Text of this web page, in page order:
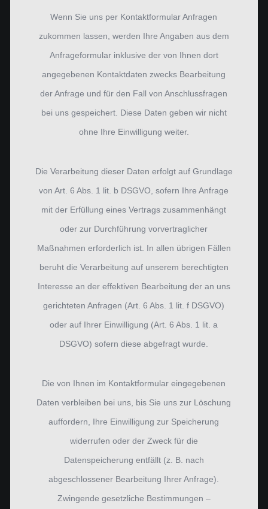
Wenn Sie uns per Kontaktformular Anfragen
zukommen lassen, werden Ihre Angaben aus dem
Anfrageformular inklusive der von Ihnen dort
angegebenen Kontaktdaten zwecks Bearbeitung
der Anfrage und für den Fall von Anschlussfragen
bei uns gespeichert. Diese Daten geben wir nicht
ohne Ihre Einwilligung weiter.
Die Verarbeitung dieser Daten erfolgt auf Grundlage
von Art. 6 Abs. 1 lit. b DSGVO, sofern Ihre Anfrage
mit der Erfüllung eines Vertrags zusammenhängt
oder zur Durchführung vorvertraglicher
Maßnahmen erforderlich ist. In allen übrigen Fällen
beruht die Verarbeitung auf unserem berechtigten
Interesse an der effektiven Bearbeitung der an uns
gerichteten Anfragen (Art. 6 Abs. 1 lit. f DSGVO)
oder auf Ihrer Einwilligung (Art. 6 Abs. 1 lit. a
DSGVO) sofern diese abgefragt wurde.
Die von Ihnen im Kontaktformular eingegebenen
Daten verbleiben bei uns, bis Sie uns zur Löschung
auffordern, Ihre Einwilligung zur Speicherung
widerrufen oder der Zweck für die
Datenspeicherung entfällt (z. B. nach
abgeschlossener Bearbeitung Ihrer Anfrage).
Zwingende gesetzliche Bestimmungen –